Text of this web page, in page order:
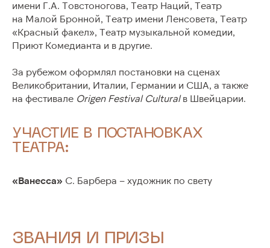
ПОСЕТИТЕЛЯМ
имени Г.А. Товстоногова, Театр Наций, Театр
на Малой Бронной, Театр имени Ленсовета, Театр
«Красный факел», Театр музыкальной комедии,
Приют Комедианта и в другие.
За рубежом оформлял постановки на сценах
Великобритании, Италии, Германии и США, а также
на фестивале Origen Festival Culturalв Швейцарии.
УЧАСТИЕ В ПОСТАНОВКАХ
ТЕАТРА:
«Ванесса» С. Барбера – художник по свету
ЗВАНИЯ И ПРИЗЫ